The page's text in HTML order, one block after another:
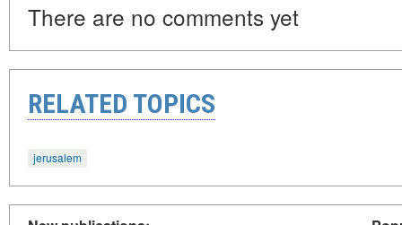
There are no comments yet
RELATED TOPICS
jerusalem